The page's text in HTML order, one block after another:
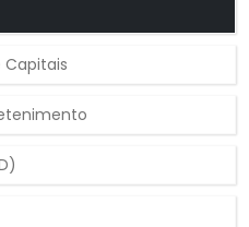
Capitais